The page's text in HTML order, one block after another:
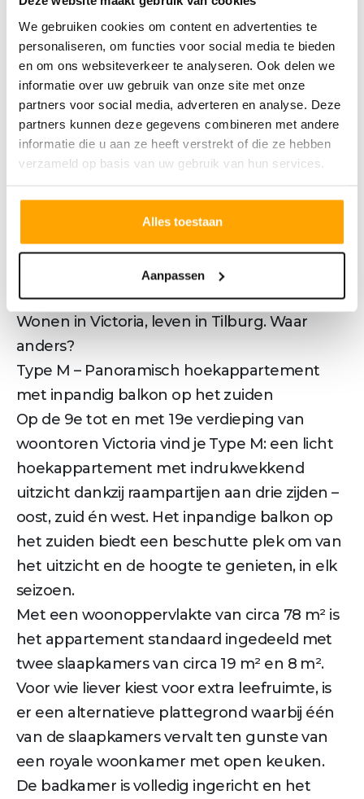
We gebruiken cookies om content en advertenties te
personaliseren, om functies voor social media te bieden
en om ons websiteverkeer te analyseren. Ook delen we
informatie over uw gebruik van onze site met onze
partners voor social media, adverteren en analyse. Deze
partners kunnen deze gegevens combineren met andere
informatie die u aan ze heeft verstrekt of die ze hebben
verzameld op basis van uw gebruik van hun services.
Alles toestaan
Aanpassen
verdiepingen gelegen aan het
levendige Pieter Vreedeplein. Hier woon
je in het bruisende stadscentrum, op
loopafstand van winkels, horeca en het
centraal station. De nieuwbouw
duurzaam én variëren in grootte van
circa 50 m² tot maar liefst 120 m².
De bouw start naar verwachting in het vierde
kwartaal van 2025.
Wonen in Victoria, leven in Tilburg. Waar
anders?
Type M – Panoramisch hoekappartement
met inpandig balkon op het zuiden
Op de 9e tot en met 19e verdieping van
woontoren Victoria vind je Type M: een licht
hoekappartement met indrukwekkend
uitzicht dankzij raampartijen aan drie zijden –
oost, zuid én west. Het inpandige balkon op
het zuiden biedt een beschutte plek om van
het uitzicht en de hoogte te genieten, in elk
seizoen.
Met een woonoppervlakte van circa 78 m² is
het appartement standaard ingedeeld met
twee slaapkamers van circa 19 m² en 8 m².
Voor wie liever kiest voor extra leefruimte, is
er een alternatieve plattegrond waarbij één
van de slaapkamers vervalt ten gunste van
een royale woonkamer met open keuken.
De badkamer is volledig ingericht en het